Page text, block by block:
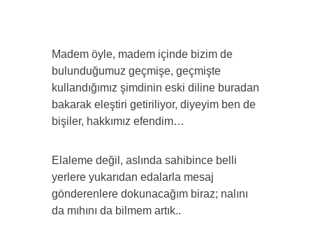
Madem öyle, madem içinde bizim de
bulunduğumuz geçmişe, geçmişte
kullandığımız şimdinin eski diline buradan
bakarak eleştiri getiriliyor, diyeyim ben de
bişiler, hakkımız efendim…
Elaleme değil, aslında sahibince belli
yerlere yukarıdan edalarla mesaj
gönderenlere dokunacağım biraz; nalını
da mıhını da bilmem artık..